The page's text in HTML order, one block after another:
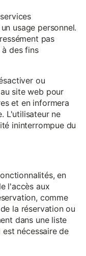
usage personnel.
pas
des fins
ou
site web pour
et en informera
L'utilisateur ne
ininterrompue du
en
l'accès aux
comme
la réservation ou
dans une liste
nécessaire de